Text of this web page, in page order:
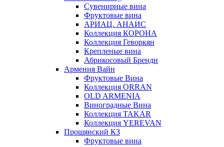
Сувенирные вина
Фруктовые вина
АРИАЦ. АНАИС
Коллекция КОРОНА
Коллекция Геворкян
Крепленые вина
Абрикосовый Бренди
Армения Вайн
Фруктовые Вина
Коллекция ORRAN
OLD ARMENIA
Виноградные Вина
Коллекция TAKAR
Коллекция YEREVAN
Прошянский КЗ
Фруктовые вина